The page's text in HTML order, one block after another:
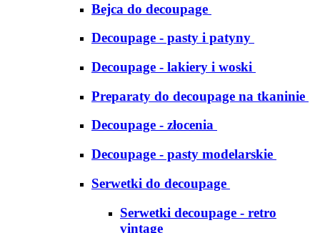
Bejca do decoupage
Decoupage - pasty i patyny
Decoupage - lakiery i woski
Preparaty do decoupage na tkaninie
Decoupage - złocenia
Decoupage - pasty modelarskie
Serwetki do decoupage
Serwetki decoupage - retro
vintage